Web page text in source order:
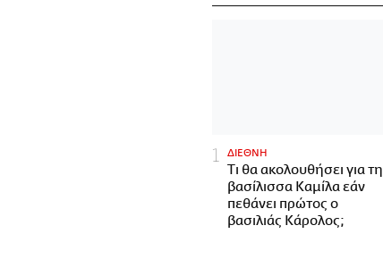
ΔΙΕΘΝΗ
Τι θα ακολουθήσει για τη
βασίλισσα Καμίλα εάν
πεθάνει πρώτος ο
βασιλιάς Κάρολος;